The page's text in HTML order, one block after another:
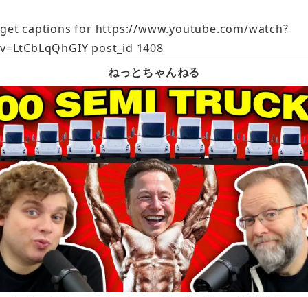
get captions for https://www.youtube.com/watch?
v=LtCbLqQhGIY post_id 1408
ねっとちゃんねる